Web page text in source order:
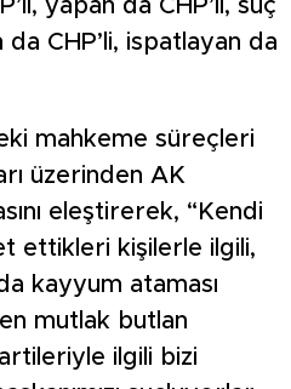
yapan da CHP’li, suç
CHP’li, ispatlayan da
mahkeme süreçleri
üzerinden AK
eleştirerek, “Kendi
ettikleri kişilerle ilgili,
kayyum ataması
mutlak butlan
ilgili bizi